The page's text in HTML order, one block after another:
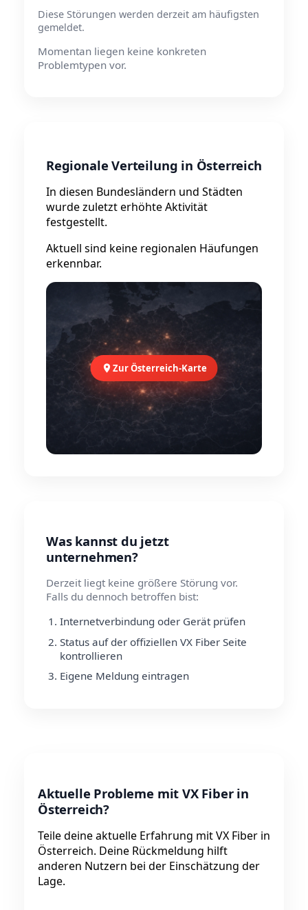
Diese Störungen werden derzeit am häufigsten
gemeldet.
Momentan liegen keine konkreten
Problemtypen vor.
Regionale Verteilung in Österreich
In diesen Bundesländern und Städten
wurde zuletzt erhöhte Aktivität
festgestellt.
Aktuell sind keine regionalen Häufungen
erkennbar.
Zur Österreich-Karte
Was kannst du jetzt
unternehmen?
Derzeit liegt keine größere Störung vor.
Falls du dennoch betroffen bist:
Internetverbindung oder Gerät prüfen
Status auf der offiziellen VX Fiber Seite
kontrollieren
Eigene Meldung eintragen
Aktuelle Probleme mit VX Fiber in
Österreich?
Teile deine aktuelle Erfahrung mit VX Fiber in
Österreich. Deine Rückmeldung hilft
anderen Nutzern bei der Einschätzung der
Lage.